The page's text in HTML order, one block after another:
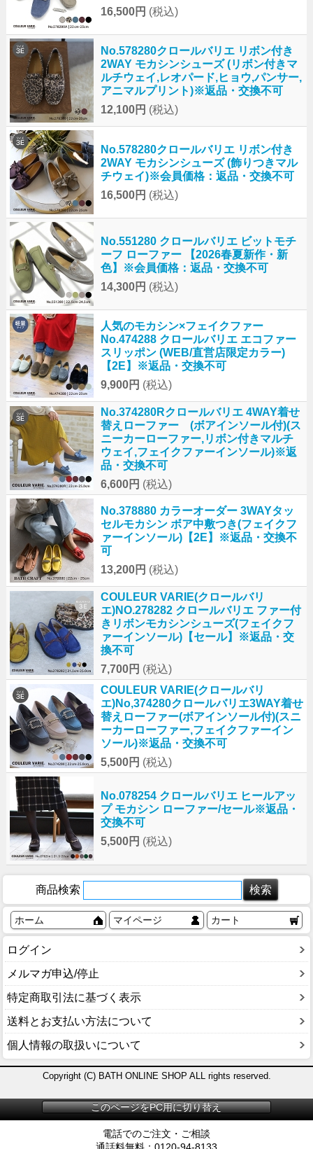
16,500円 (税込)
No.578280クロールバリエ リボン付き
2WAY モカシンシューズ (リボン付きマ
ルチウェイ,レオパード,ヒョウ,パンサー,
アニマルプリント)※返品・交換不可
12,100円 (税込)
No.578280クロールバリエ リボン付き
2WAY モカシンシューズ (飾りつきマル
チウェイ)※会員価格：返品・交換不可
16,500円 (税込)
No.551280 クロールバリエ ビットモチ
ーフ ローファー 【2026春夏新作・新
色】※会員価格：返品・交換不可
14,300円 (税込)
人気のモカシン×フェイクファー
No.474288 クロールバリエ エコファー
スリッポン (WEB/直営店限定カラー)
【2E】※返品・交換不可
9,900円 (税込)
No.374280Rクロールバリエ 4WAY着せ
替えローファー (ボアインソール付)(ス
ニーカーローファー,リボン付きマルチ
ウェイ,フェイクファーインソール)※返
品・交換不可
6,600円 (税込)
No.378880 カラーオーダー 3WAYタッ
セルモカシン ボア中敷つき(フェイクフ
ァーインソール)【2E】※返品・交換不
可
13,200円 (税込)
COULEUR VARIE(クロールバリ
エ)NO.278282 クロールバリエ ファー付
きリボンモカシンシューズ(フェイクフ
ァーインソール)【セール】※返品・交
換不可
7,700円 (税込)
COULEUR VARIE(クロールバリ
エ)No,374280クロールバリエ3WAY着せ
替えローファー(ボアインソール付)(スニ
ーカーローファー,フェイクファーイン
ソール)※返品・交換不可
5,500円 (税込)
No.078254 クロールバリエ ヒールアッ
プ モカシン ローファー/セール※返品・
交換不可
5,500円 (税込)
商品検索
ホーム マイページ カート
ログイン
メルマガ申込/停止
特定商取引法に基づく表示
送料とお支払い方法について
個人情報の取扱いについて
Copyright (C) BATH ONLINE SHOP ALL rights reserved.
電話でのご注文・ご相談
このページをPC用に切り替え